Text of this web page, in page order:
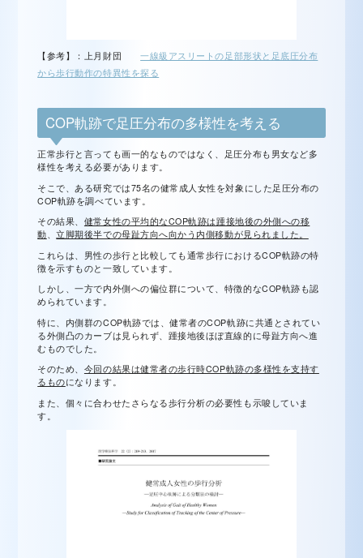
【参考】：上月財団一線級アスリートの足部形状と足底圧分布
から歩行動作の特異性を探る
COP軌跡で足圧分布の多様性を考える
正常歩行と言っても画一的なものではなく、足圧分布も男女など多
様性を考える必要があります。
そこで、ある研究では75名の健常成人女性を対象にした足圧分布の
COP軌跡を調べています。
その結果、 健常女性の平均的なCOP軌跡は踵接地後の外側への移
動、立脚期後半での母趾方向へ向かう内側移動が見られました。
これらは、男性の歩行と比較しても通常歩行におけるCOP軌跡の特
徴を示すものと一致しています。
しかし、一方で内外側への偏位群について、特徴的なCOP軌跡も認
められています。
特に、内側群のCOP軌跡では、健常者のCOP軌跡に共通とされてい
る外側凸のカーブは見られず、踵接地後ほぼ直線的に母趾方向へ進
むものでした。
そのため、 今回の結果は健常者の歩行時COP軌跡の多様性を支持す
るものになります。
また、個々に合わせたさらなる歩行分析の必要性も示唆していま
す。